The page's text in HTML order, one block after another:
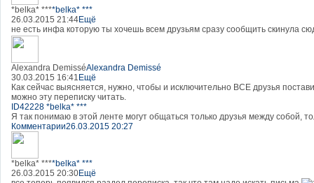
*belka* ****belka* ***
26.03.2015 21:44Ещё
не есть инфа которую ты хочешь всем друзьям сразу сообщить скинула
Alexandra DemisséAlexandra Demissé
30.03.2015 16:41 Ещё
Как сейчас выясняется, нужно, чтобы и исключительно ВСЕ друзья
можно эту переписку читать.
ID42228 *belka* ***
Я так понимаю в этой ленте могут общаться только друзья между собой,
Комментарии26.03.2015 20:27
*belka* ****belka* ***
26.03.2015 20:30Ещё